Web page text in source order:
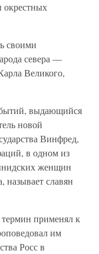
окрестных
своими
севера —
Великого,
выдающийся
новой
Винфред,
в одном из
женщин
называет славян
применял к
им
Росс в